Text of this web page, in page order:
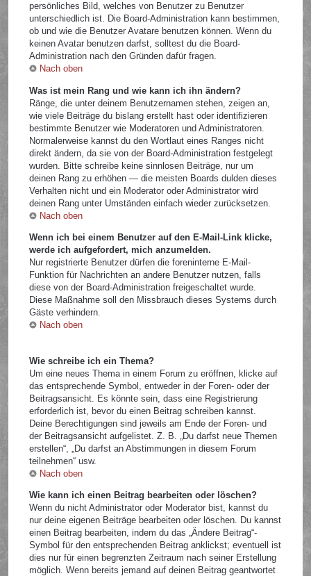
persönliches Bild, welches von Benutzer zu Benutzer
unterschiedlich ist. Die Board-Administration kann bestimmen,
ob und wie die Benutzer Avatare benutzen können. Wenn du
keinen Avatar benutzen darfst, solltest du die Board-
Administration nach den Gründen dafür fragen.
Nach oben
Was ist mein Rang und wie kann ich ihn ändern?
Ränge, die unter deinem Benutzernamen stehen, zeigen an,
wie viele Beiträge du bislang erstellt hast oder identifizieren
bestimmte Benutzer wie Moderatoren und Administratoren.
Normalerweise kannst du den Wortlaut eines Ranges nicht
direkt ändern, da sie von der Board-Administration festgelegt
wurden. Bitte schreibe keine sinnlosen Beiträge, nur um
deinen Rang zu erhöhen — die meisten Boards dulden dieses
Verhalten nicht und ein Moderator oder Administrator wird
deinen Rang unter Umständen einfach wieder zurücksetzen.
Nach oben
Wenn ich bei einem Benutzer auf den E-Mail-Link klicke,
werde ich aufgefordert, mich anzumelden.
Nur registrierte Benutzer dürfen die foreninterne E-Mail-
Funktion für Nachrichten an andere Benutzer nutzen, falls
diese von der Board-Administration freigeschaltet wurde.
Diese Maßnahme soll den Missbrauch dieses Systems durch
Gäste verhindern.
Nach oben
Wie schreibe ich ein Thema?
Um eine neues Thema in einem Forum zu eröffnen, klicke auf
das entsprechende Symbol, entweder in der Foren- oder der
Beitragsansicht. Es könnte sein, dass eine Registrierung
erforderlich ist, bevor du einen Beitrag schreiben kannst.
Deine Berechtigungen sind jeweils am Ende der Foren- und
der Beitragsansicht aufgelistet. Z. B. „Du darfst neue Themen
erstellen“, „Du darfst an Abstimmungen in diesem Forum
teilnehmen“ usw.
Nach oben
Wie kann ich einen Beitrag bearbeiten oder löschen?
Wenn du nicht Administrator oder Moderator bist, kannst du
nur deine eigenen Beiträge bearbeiten oder löschen. Du kannst
einen Beitrag bearbeiten, indem du das „Ändere Beitrag“-
Symbol für den entsprechenden Beitrag anklickst; eventuell ist
dies nur für einen begrenzten Zeitraum nach seiner Erstellung
möglich. Wenn bereits jemand auf deinen Beitrag geantwortet